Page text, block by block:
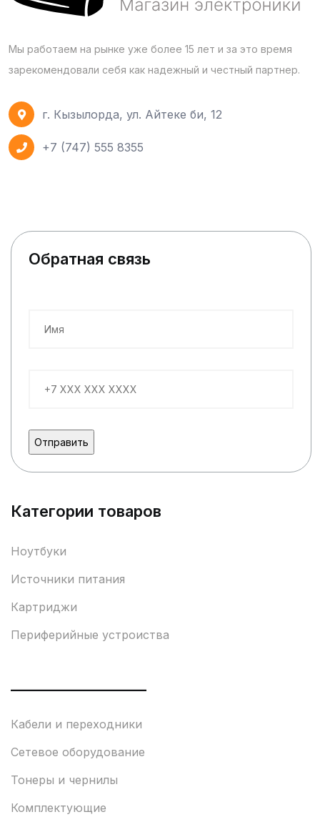
Мы работаем на рынке уже более 15 лет и за это время
зарекомендовали себя как надежный и честный партнер.
г. Кызылорда, ул. Айтеке би, 12
+7 (747) 555 8355
Обратная связь
Категории товаров
Ноутбуки
Источники питания
Картриджи
Периферийные устроиства
Кабели и переходники
Сетевое оборудование
Тонеры и чернилы
Комплектующие